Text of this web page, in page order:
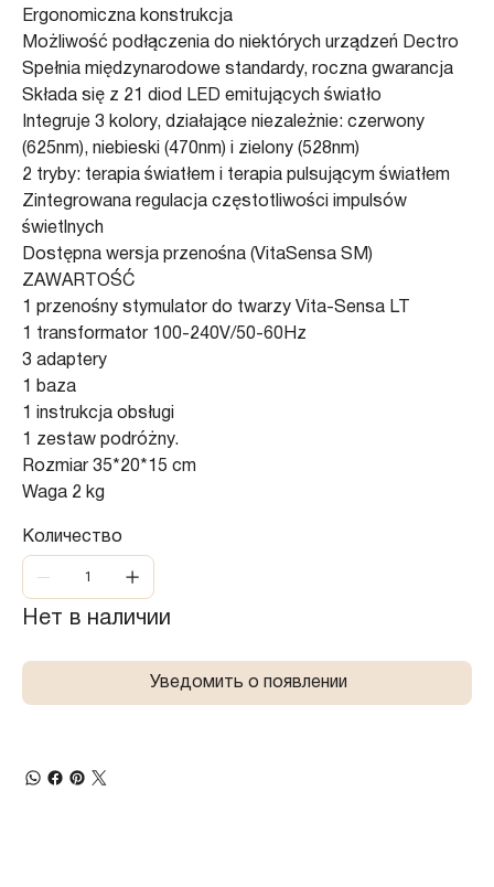
Ergonomiczna konstrukcja
Możliwość podłączenia do niektórych urządzeń Dectro
Spełnia międzynarodowe standardy, roczna gwarancja
Składa się z 21 diod LED emitujących światło
Integruje 3 kolory, działające niezależnie: czerwony
(625nm), niebieski (470nm) i zielony (528nm)
2 tryby: terapia światłem i terapia pulsującym światłem
Zintegrowana regulacja częstotliwości impulsów
świetlnych
Dostępna wersja przenośna (VitaSensa SM)
ZAWARTOŚĆ
1 przenośny stymulator do twarzy Vita-Sensa LT
1 transformator 100-240V/50-60Hz
3 adaptery
1 baza
1 instrukcja obsługi
1 zestaw podróżny.
Rozmiar 35*20*15 cm
Waga 2 kg
Количество
Нет в наличии
Уведомить о появлении